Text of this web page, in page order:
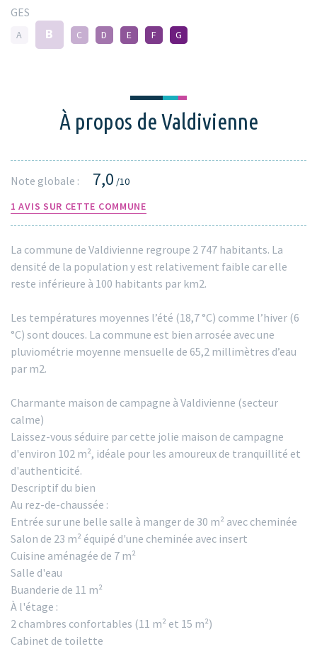
GES
A B C D E F G
À propos de Valdivienne
Note globale : 7,0 /10
1 AVIS SUR CETTE COMMUNE
La commune de Valdivienne regroupe 2 747 habitants. La
densité de la population y est relativement faible car elle
reste inférieure à 100 habitants par km2.
Les températures moyennes l’été (18,7 °C) comme l’hiver (6
°C) sont douces. La commune est bien arrosée avec une
pluviométrie moyenne mensuelle de 65,2 millimètres d’eau
par m2.
Charmante maison de campagne à Valdivienne (secteur
calme)
Laissez-vous séduire par cette jolie maison de campagne
d'environ 102 m², idéale pour les amoureux de tranquillité et
d'authenticité.
Descriptif du bien
Au rez-de-chaussée :
Entrée sur une belle salle à manger de 30 m² avec cheminée
Salon de 23 m² équipé d'une cheminée avec insert
Cuisine aménagée de 7 m²
Salle d'eau
Buanderie de 11 m²
À l'étage :
2 chambres confortables (11 m² et 15 m²)
Cabinet de toilette